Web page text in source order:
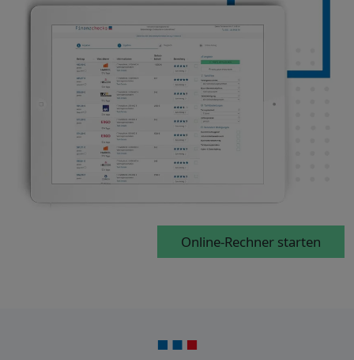
Online-Rechner starten